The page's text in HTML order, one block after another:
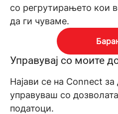
со регрутирањето кои
да ги чуваме.
Управувај со моите
Најави се на Connect
управуваш со
податоци.